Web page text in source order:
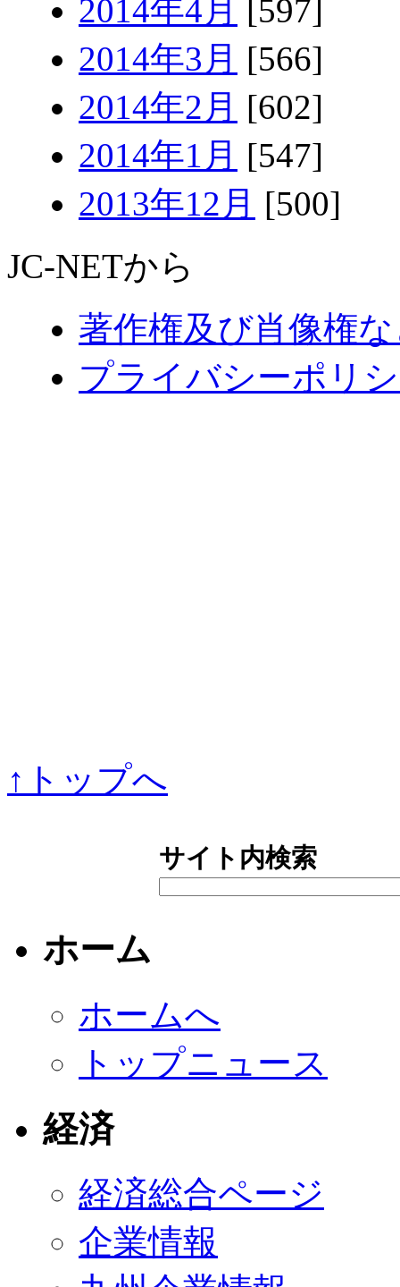
2014年4月 [597]
2014年3月 [566]
2014年2月 [602]
2014年1月 [547]
2013年12月 [500]
JC-NETから
著作権及び肖像権
プライバシーポリ
↑トップへ
サイト内検索
ホーム
ホームへ
トップニュース
経済
経済総合ページ
企業情報